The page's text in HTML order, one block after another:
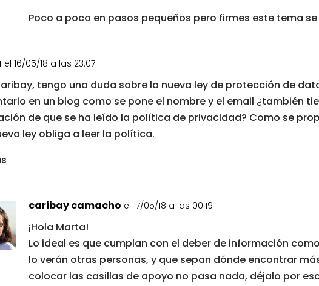
Poco a poco en pasos pequeños pero firmes este tema
el 16/05/18 a las 23:07
tengo una duda sobre la nueva ley de protección de
en un blog como se pone el nombre y el email ¿también
de que se ha leído la política de privacidad? Como se
ley obliga a leer la política.
caribay camacho el 17/05/18 a las 00:19
¡Hola Marta!
Lo ideal es que cumplan con el deber de información
lo verán otras personas, y que sepan dónde encontrar
colocar las casillas de apoyo no pasa nada, déjalo por